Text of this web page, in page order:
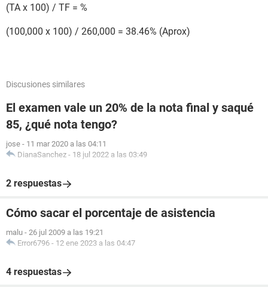
(TA x 100) / TF = %
(100,000 x 100) / 260,000 = 38.46% (Aprox)
Discusiones similares
El examen vale un 20% de la nota final y saqué
85, ¿qué nota tengo?
jose - 11 mar 2020 a las 04:11
DianaSanchez - 18 jul 2022 a las 03:49
2 respuestas
Cómo sacar el porcentaje de asistencia
malu - 26 jul 2009 a las 19:21
Error6796 - 12 ene 2023 a las 04:47
4 respuestas